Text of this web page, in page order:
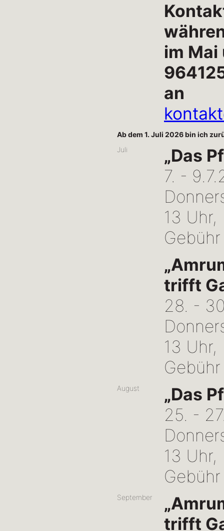
im
an
Ab dem 1. Juli 2026 bin ich
Juli
„Das
7. -
13 Uhr,
trifft
28. -
13 Uhr,
August
„Das
25. -
13 Uhr,
September
trifft